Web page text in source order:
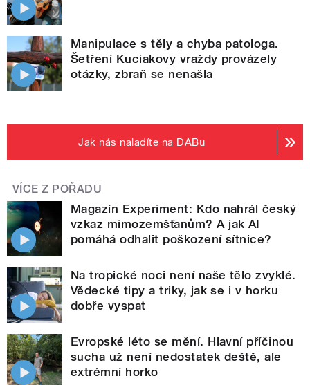
Manipulace s těly a chyba patologa.
Šetření Kuciakovy vraždy provázely
otázky, zbraň se nenašla
Jak nás naladíte na DABu
VÍCE Z POŘADU
Magazín Experiment: Kdo nahrál český
vzkaz mimozemšťanům? A jak AI
pomáhá odhalit poškození sítnice?
Na tropické noci není naše tělo zvyklé.
Vědecké tipy a triky, jak se i v horku
dobře vyspat
Evropské léto se mění. Hlavní příčinou
sucha už není nedostatek deště, ale
extrémní horko